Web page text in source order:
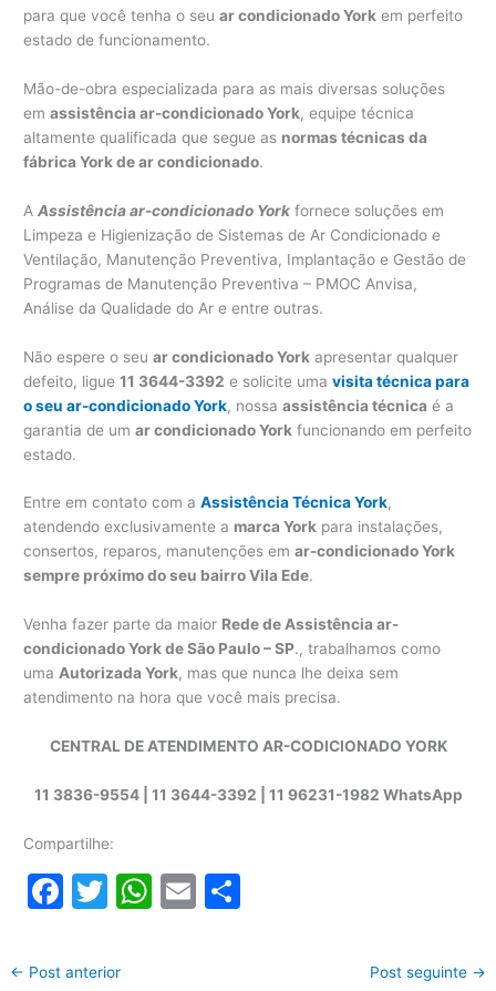
para que você tenha o seuar condicionado York em perfeito
estado de funcionamento.
Mão-de-obra especializada para as mais diversas soluções
emassistência ar-condicionado York, equipe técnica
altamente qualificada que segue as normas técnicas da
fábrica York de ar condicionado.
AAssistência ar-condicionado York fornece soluções em
Limpeza e Higienização de Sistemas de Ar Condicionado e
Ventilação, Manutenção Preventiva, Implantação e Gestão de
Programas de Manutenção Preventiva – PMOC Anvisa,
Análise da Qualidade do Ar e entre outras.
Não espere o seuar condicionado York apresentar qualquer
defeito, ligue11 3644-3392 e solicite umavisita técnica para
o seu ar-condicionado York, nossaassistência técnica é a
garantia de umar condicionado York funcionando em perfeito
estado.
Entre em contato com aAssistência Técnica York,
atendendo exclusivamente a marca York para instalações,
consertos, reparos, manutenções emar-condicionado York
sempre próximo do seu bairro Vila Ede.
Venha fazer parte da maior Rede de Assistência ar-
condicionado York de São Paulo – SP., trabalhamos como
umaAutorizada York, mas que nunca lhe deixa sem
atendimento na hora que você mais precisa.
CENTRAL DE ATENDIMENTO AR-CODICIONADO YORK
11 3836-9554 | 11 3644-3392 | 11 96231-1982 WhatsApp
Compartilhe:
F
c
T
itt
W E
← Post anterior Post seguinte →